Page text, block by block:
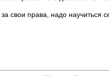
свои права, надо научиться